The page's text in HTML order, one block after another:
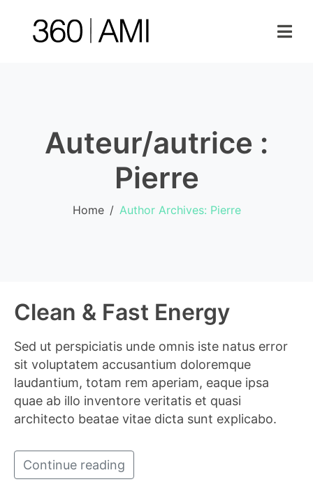
Auteur/autrice :
Pierre
Home Author Archives: Pierre
Clean & Fast Energy
Sed ut perspiciatis unde omnis iste natus error
sit voluptatem accusantium doloremque
laudantium, totam rem aperiam, eaque ipsa
quae ab illo inventore veritatis et quasi
architecto beatae vitae dicta sunt explicabo.
Continue reading